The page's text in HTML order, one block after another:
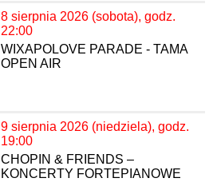
8 sierpnia 2026 (sobota), godz.
22:00
WIXAPOLOVE PARADE - TAMA
OPEN AIR
9 sierpnia 2026 (niedziela), godz.
19:00
CHOPIN & FRIENDS –
KONCERTY FORTEPIANOWE